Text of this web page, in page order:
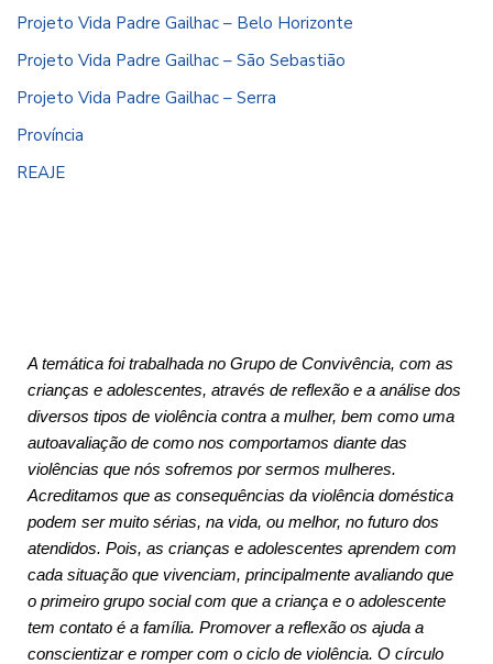
Projeto Vida Padre Gailhac – Belo Horizonte
Projeto Vida Padre Gailhac – São Sebastião
Projeto Vida Padre Gailhac – Serra
Província
REAJE
A temática foi trabalhada no Grupo de Convivência, com as
crianças e adolescentes, através de reflexão e a análise dos
diversos tipos de violência contra a mulher, bem como uma
autoavaliação de como nos comportamos diante das
violências que nós sofremos por sermos mulheres.
Acreditamos que as consequências da violência doméstica
podem ser muito sérias, na vida, ou melhor, no futuro dos
atendidos. Pois, as crianças e adolescentes aprendem com
cada situação que vivenciam, principalmente avaliando que
o primeiro grupo social com que a criança e o adolescente
tem contato é a família. Promover a reflexão os ajuda a
conscientizar e romper com o ciclo de violência. O círculo